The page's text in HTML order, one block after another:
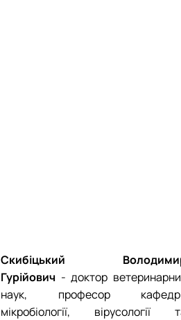
Скибіцький
Гурійович - доктор
наук, професор
мікробіології, вірусології